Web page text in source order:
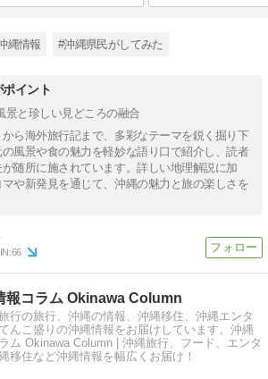
縄情報 #沖縄県民がしてみた
イント
景と珍しい見どころの融合
ら海外旅行記まで、多彩なテーマを鋭く掘り下
風景や食の魅力を軽妙な語り口で紹介し、読者
随所に施されています。詳しい地理解説に加
や新発見を通じて、沖縄の魅力と旅の楽しさを
66
報コラム Okinawa Column
行の旅行、沖縄の情報、沖縄移住、沖縄エンタ
んこ盛りの沖縄情報をお届けしています。沖縄
ム Okinawa Column | 沖縄旅行、フード、エンタ
移住など沖縄情報を幅広くお届け！